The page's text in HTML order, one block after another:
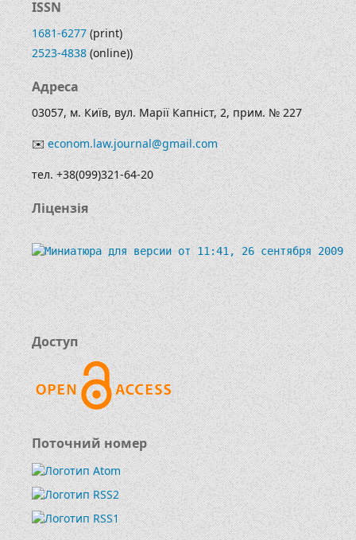
ISSN
1681-6277(print)
2523-4838(online))
Адреса
03057, м. Київ, вул. Марії Капніст, 2, прим. № 227
✉️econom.law.journal@gmail.com
тел. +38(099)321-64-20
Ліцензія
Доступ
Поточний номер